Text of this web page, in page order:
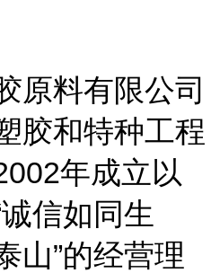
原料有限公司
胶和特种工程
年成立以
信如同生
山”的经营理